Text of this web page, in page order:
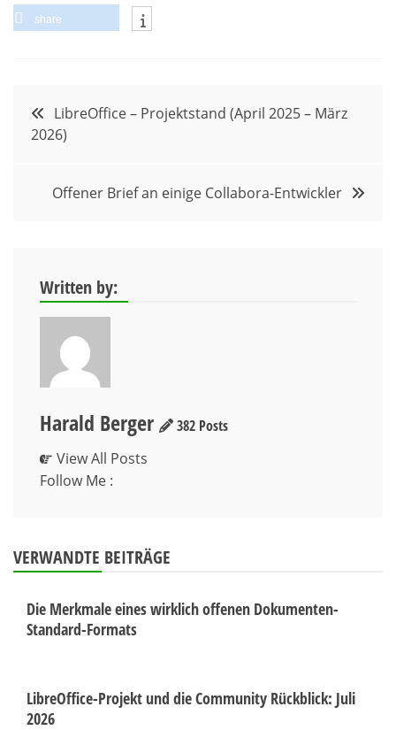
share
Beitragsnavigation
LibreOffice – Projektstand (April 2025 – März
2026)
Offener Brief an einige Collabora-Entwickler
Written by:
Harald Berger
382 Posts
View All Posts
Follow Me :
VERWANDTE BEITRÄGE
Die Merkmale eines wirklich offenen Dokumenten-
Standard-Formats
LibreOffice-Projekt und die Community Rückblick: Juli
2026